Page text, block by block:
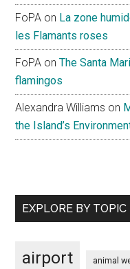
FoPA on La zone
les Flamants roses
FoPA onThe Santa
flamingos
Alexandra Williams on
the Island’s
EXPLORE BY TOPIC
airport animal